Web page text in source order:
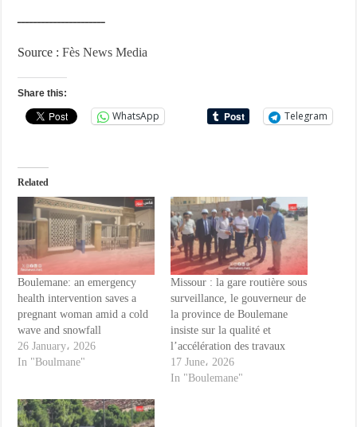
ــــــــــــــــــــــ
Source : Fès News Media
Share this:
WhatsApp Telegram
Related
Boulemane: an emergency
health intervention saves a
pregnant woman amid a cold
wave and snowfall
26 January، 2026
In "Boulmane"
Missour : la gare routière sous
surveillance, le gouverneur de
la province de Boulemane
insiste sur la qualité et
l’accélération des travaux
17 June، 2026
In "Boulemane"